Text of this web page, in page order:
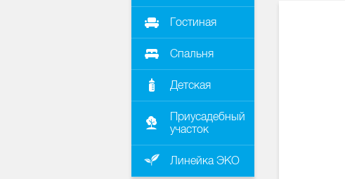
Гостиная
Спальня
Детская
Приусадебный
участок
Линейка ЭКО